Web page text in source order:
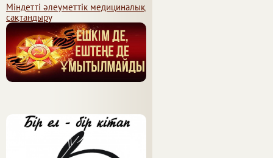
Міндетті әлеуметтік медициналық
сақтандыру